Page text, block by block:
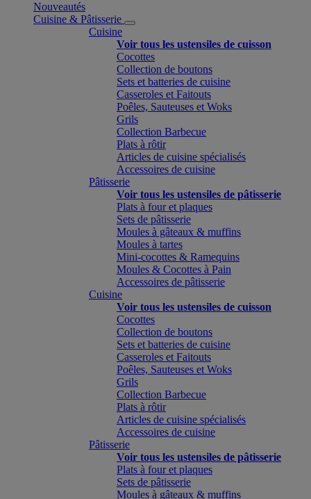
Nouveautés
Cuisine & Pâtisserie
Cuisine
Voir tous les ustensiles de cuisson
Cocottes
Collection de boutons
Sets et batteries de cuisine
Casseroles et Faitouts
Poêles, Sauteuses et Woks
Grils
Collection Barbecue
Plats à rôtir
Articles de cuisine spécialisés
Accessoires de cuisine
Pâtisserie
Voir tous les ustensiles de pâtisserie
Plats à four et plaques
Sets de pâtisserie
Moules à gâteaux & muffins
Moules à tartes
Mini-cocottes & Ramequins
Moules & Cocottes à Pain
Accessoires de pâtisserie
Cuisine
Voir tous les ustensiles de cuisson
Cocottes
Collection de boutons
Sets et batteries de cuisine
Casseroles et Faitouts
Poêles, Sauteuses et Woks
Grils
Collection Barbecue
Plats à rôtir
Articles de cuisine spécialisés
Accessoires de cuisine
Pâtisserie
Voir tous les ustensiles de pâtisserie
Plats à four et plaques
Sets de pâtisserie
Moules à gâteaux & muffins